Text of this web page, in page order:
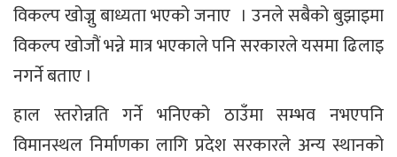
विकल्प खोज्नु बाध्यता भएको जनाए । उनले सबैको बुझाइमा
विकल्प खोजौं भन्ने मात्र भएकाले पनि सरकारले यसमा ढिलाइ
नगर्ने बताए ।
हाल स्तरोन्नति गर्ने भनिएको ठाउँमा सम्भव नभएपनि
विमानस्थल निर्माणका लागि प्रदेश सरकारले अन्य स्थानको